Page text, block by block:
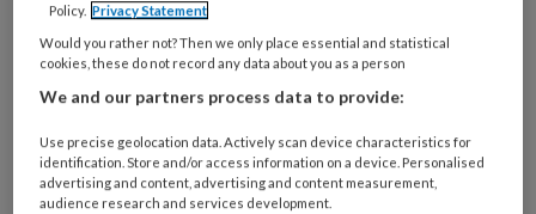
Policy. Privacy Statement
Would you rather not? Then we only place essential and statistical
cookies, these do not record any data about you as a person
We and our partners process data to provide:
Use precise geolocation data. Actively scan device characteristics for
identification. Store and/or access information on a device. Personalised
advertising and content, advertising and content measurement,
audience research and services development.